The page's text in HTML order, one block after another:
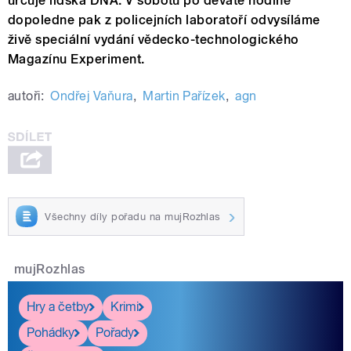
dopoledne pak z policejních laboratoří odvysíláme
živě speciální vydání vědecko-technologického
Magazínu Experiment.
autoři: Ondřej Vaňura, Martin Pařízek, agn
Všechny díly pořadu na mujRozhlas
mujRozhlas
Hry a četby
Krimi
Pohádky
Pořady